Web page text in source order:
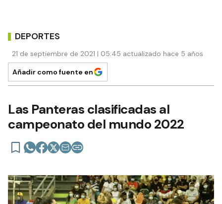
DEPORTES
21 de septiembre de 2021 | 05:45 actualizado hace 5 años
Añadir como fuente en
Las Panteras clasificadas al
campeonato del mundo 2022